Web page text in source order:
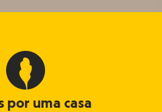
por uma casa